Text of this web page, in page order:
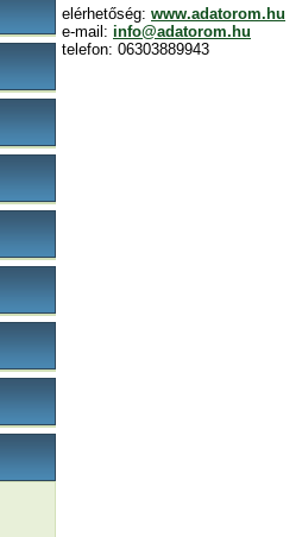
elérhetőség: www.adatorom.hu
e-mail: info@adatorom.hu
telefon: 06303889943